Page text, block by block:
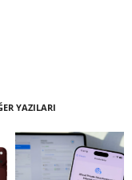
YAZILARI